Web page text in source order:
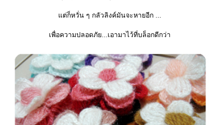
ต่ก็หวั่น ๆ กลัวลิงค์มันจะหายอีก ...
เพื่อความปลอดภัย...เอามาไว้ที่บล็อกดีกว่า